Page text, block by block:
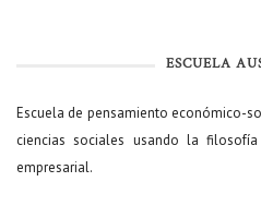
ESCUELA
Escuela de pensamiento económico-
ciencias sociales usando la
empresarial.